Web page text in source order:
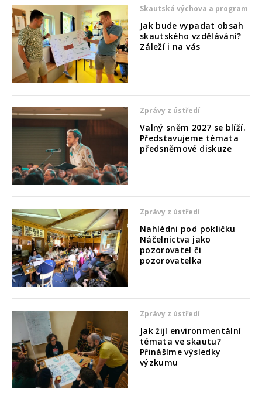
Skautská výchova a program
Jak bude vypadat obsah
skautského vzdělávání?
Záleží i na vás
Zprávy z ústředí
Valný sněm 2027 se blíží.
Představujeme témata
předsněmové diskuze
Zprávy z ústředí
Nahlédni pod pokličku
Náčelnictva jako
pozorovatel či
pozorovatelka
Zprávy z ústředí
Jak žijí environmentální
témata ve skautu?
Přinášíme výsledky
výzkumu